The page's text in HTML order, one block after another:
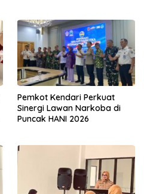
Pemkot Kendari Perkuat
Sinergi Lawan Narkoba di
Puncak HANI 2026